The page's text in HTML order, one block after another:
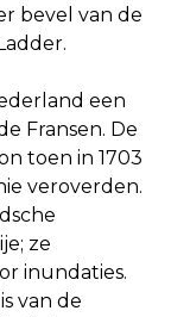
bevel van de
een
Fransen. De
toen in 1703
veroverden.
ze
inundaties.
van de